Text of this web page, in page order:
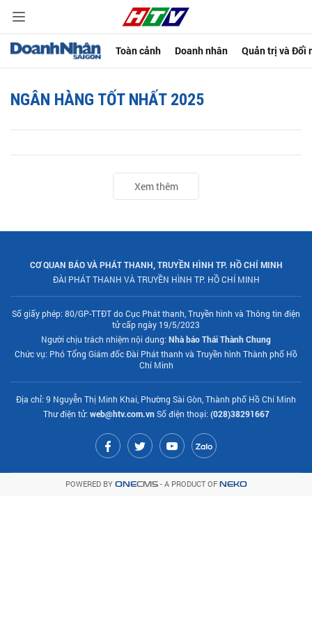
Toàn cảnh Doanh nhân Quản trị và Đổi
NGÂN HÀNG TỐT NHẤT 2025
Xem thêm
CƠ QUAN BÁO VÀ PHÁT THANH, TRUYỀN HÌNH TP. HỒ CHÍ MINH
ĐÀI PHÁT THANH VÀ TRUYỀN HÌNH TP. HỒ CHÍ MINH
Số giấy phép: 80/GP-TTĐT do Cục Phát thanh, Truyền hình và Thông tin điện
tử cấp ngày 19/5/2023
Người chịu trách nhiệm nội dung: Nhà báo Thái Thành Chung
Chức vụ: Phó Tổng Giám đốc Đài Phát thanh và Truyền hình Thành phố Hồ
Chí Minh
Địa chỉ: 9 Nguyễn Thị Minh Khai, Phường Sài Gòn, Thành phố Hồ Chí Minh
Thư điện tử: web@htv.com.vnSố điện thoại: (028)38291667
POWERED BY ONECMS- A PRODUCT OF NEKO